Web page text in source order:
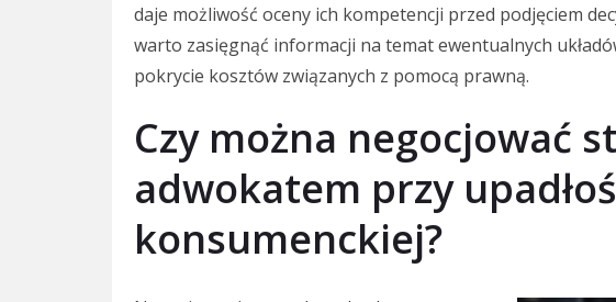
daje możliwość oceny ich kompetencji przed podjęciem
warto zasięgnąć informacji na temat ewentualnych
pokrycie kosztów związanych z pomocą prawną.
Czy można negocjować
adwokatem przy
konsumenckiej?